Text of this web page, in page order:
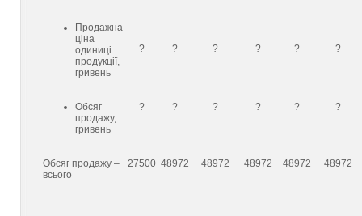
Продажна
ціна
одиниці
продукції,
гривень
? ? ? ? ? ?
Обсяг
продажу,
гривень
? ? ? ? ? ?
Обсяг продажу –
всього
27500 48972 48972 48972 48972 48972